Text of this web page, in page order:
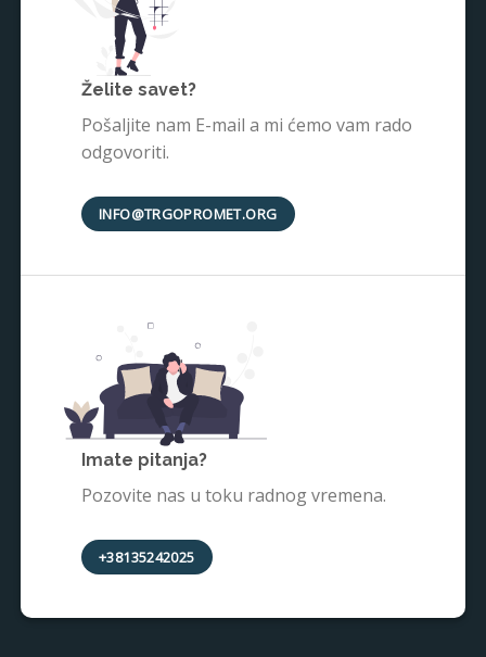
Želite savet?
Pošaljite nam E-mail a mi ćemo vam rado
odgovoriti.
INFO@TRGOPROMET.ORG
Imate pitanja?
Pozovite nas u toku radnog vremena.
+38135242025